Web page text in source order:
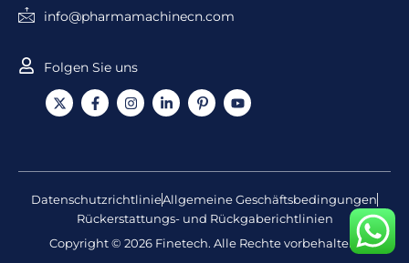
info@pharmamachinecn.com
Folgen Sie uns
X
-
t
e
F
a
o
k
f
I
n
g
a
m
L
i
d
n
i
n
I
c
P
n
t
e
r
e
Y
o
b
Copyright © 2026 Finetech. Alle Rechte vorbehalten.
DatenschutzrichtlinieAllgemeine Geschäftsbedingungen
Rückerstattungs- und Rückgaberichtlinien